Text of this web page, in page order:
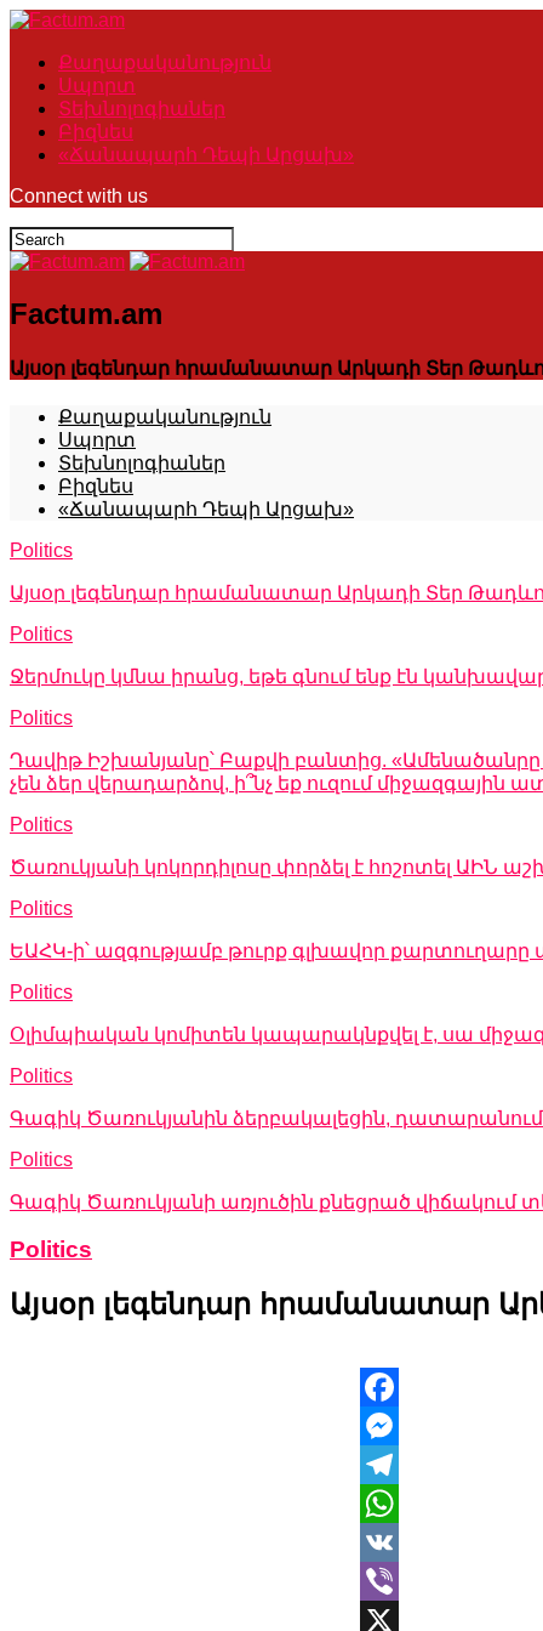
Քաղաքականություն
Սպորտ
Տեխնոլոգիաներ
Բիզնես
«Ճանապարհ Դեպի Արցախ»
Connect with us
Factum.am
Այսօր լեգենդար հրամանատար Արկադի Տեր
Քաղաքականություն
Սպորտ
Տեխնոլոգիաներ
Բիզնես
«Ճանապարհ Դեպի Արցախ»
Politics
Այսօր լեգենդար հրամանատար Արկադի Տեր
Politics
Ջերմուկը կմնա իրանց, եթե գնում ենք էն
Politics
Դավիթ Իշխանյանը՝ Բաքվի բանտից. «Ամենածանրը
չեն ձեր վերադարձով, ի՞նչ եք ուզում
Politics
Ծառուկյանի կոկորդիլոսը փորձել է հոշոտել
Politics
ԵԱՀԿ-ի՝ ազգությամբ թուրք գլխավոր
Politics
Օլիմպիական կոմիտեն կապարակնքվել է, սա
Politics
Գագիկ Ծառուկյանին ձերբակալեցին, դատարանում
Politics
Գագիկ Ծառուկյանի առյուծին քնեցրած
Politics
Այսօր լեգենդար հրամանատար
Facebook
Messenger
Telegram
WhatsApp
VK
Viber